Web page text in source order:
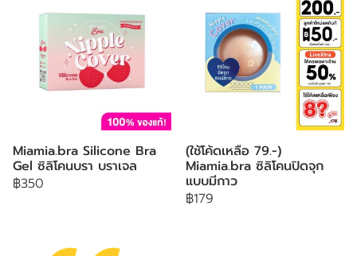
Miamia.bra Silicone Bra
Gel ซิลิโคนบรา บราเจล
฿350
(ใช้โค้ดเหลือ 79.-)
Miamia.bra ซิลิโคนปิดจุก
แบบมีกาว
฿179